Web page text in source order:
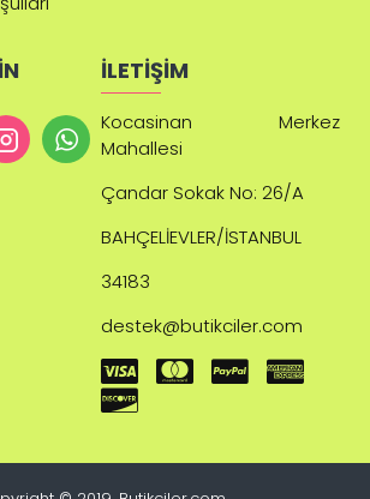
İLETİŞİM
Kocasinan Merkez
Mahallesi
Çandar Sokak No: 26/A
BAHÇELİEVLER/İSTANBUL
34183
destek@butikciler.com